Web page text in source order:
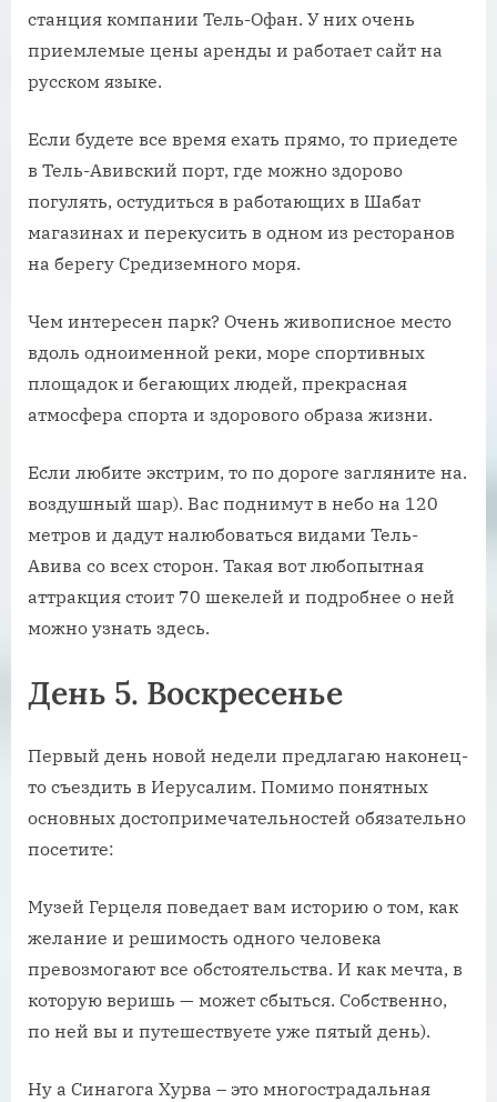
станция компании Тель-Офан. У них очень
приемлемые цены аренды и работает сайт на
русском языке.
Если будете все время ехать прямо, то приедете
в Тель-Авивский порт, где можно здорово
погулять, остудиться в работающих в Шабат
магазинах и перекусить в одном из ресторанов
на берегу Средиземного моря.
Чем интересен парк? Очень живописное место
вдоль одноименной реки, море спортивных
площадок и бегающих людей, прекрасная
атмосфера спорта и здорового образа жизни.
Если любите экстрим, то по дороге загляните на.
воздушный шар). Вас поднимут в небо на 120
метров и дадут налюбоваться видами Тель-
Авива со всех сторон. Такая вот любопытная
аттракция стоит 70 шекелей и подробнее о ней
можно узнать здесь.
День 5. Воскресенье
Первый день новой недели предлагаю наконец-
то съездить в Иерусалим. Помимо понятных
основных достопримечательностей обязательно
посетите:
Музей Герцеля поведает вам историю о том, как
желание и решимость одного человека
превозмогают все обстоятельства. И как мечта, в
которую веришь — может сбыться. Собственно,
по ней вы и путешествуете уже пятый день).
Ну а Синагога Хурва – это многострадальная